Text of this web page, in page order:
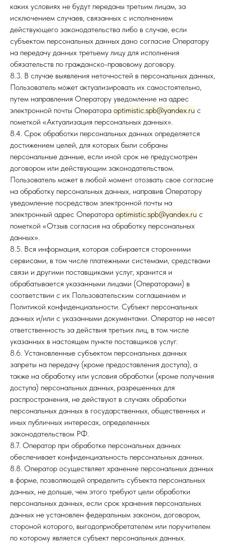
каких условиях не будут переданы третьим лицам, за
исключением случаев, связанных с исполнением
действующего законодательства либо в случае, если
субъектом персональных данных дано согласие Оператору
на передачу данных третьему лицу для исполнения
обязательств по гражданско-правовому договору.
8.3. В случае выявления неточностей в персональных данных,
Пользователь может актуализировать их самостоятельно,
путем направления Оператору уведомление на адрес
электронной почты Оператора optimistic.spb@yandex.ru с
пометкой «Актуализация персональных данных».
8.4. Срок обработки персональных данных определяется
достижением целей, для которых были собраны
персональные данные, если иной срок не предусмотрен
договором или действующим законодательством.
Пользователь может в любой момент отозвать свое согласие
на обработку персональных данных, направив Оператору
уведомление посредством электронной почты на
электронный адрес Оператора optimistic.spb@yandex.ru с
пометкой «Отзыв согласия на обработку персональных
данных».
8.5. Вся информация, которая собирается сторонними
сервисами, в том числе платежными системами, средствами
связи и другими поставщиками услуг, хранится и
обрабатывается указанными лицами (Операторами) в
соответствии с их Пользовательским соглашением и
Политикой конфиденциальности. Субъект персональных
данных и/или с указанными документами. Оператор не несет
ответственность за действия третьих лиц, в том числе
указанных в настоящем пункте поставщиков услуг.
8.6. Установленные субъектом персональных данных
запреты на передачу (кроме предоставления доступа), а
также на обработку или условия обработки (кроме получения
доступа) персональных данных, разрешенных для
распространения, не действуют в случаях обработки
персональных данных в государственных, общественных и
иных публичных интересах, определенных
законодательством РФ.
8.7. Оператор при обработке персональных данных
обеспечивает конфиденциальность персональных данных.
8.8. Оператор осуществляет хранение персональных данных
в форме, позволяющей определить субъекта персональных
данных, не дольше, чем этого требуют цели обработки
персональных данных, если срок хранения персональных
данных не установлен федеральным законом, договором,
стороной которого, выгодоприобретателем или поручителем
по которому является субъект персональных данных.